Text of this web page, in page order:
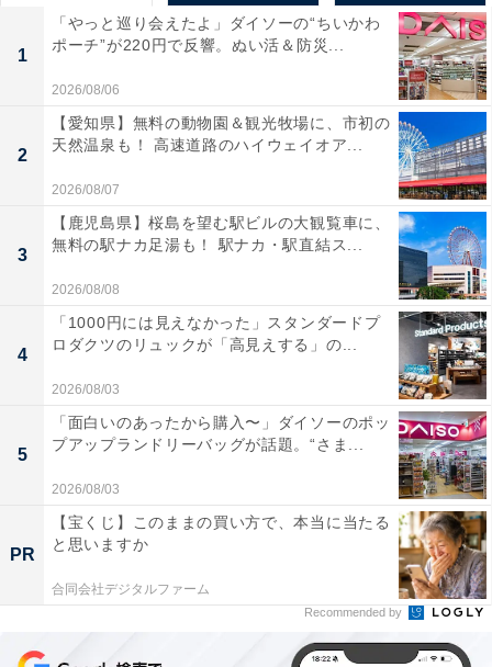
1
「やっと巡り会えたよ」ダイソーの“ちいかわ
ポーチ”が220円で反響。ぬい活＆防災...
2026/08/06
2
【愛知県】無料の動物園＆観光牧場に、市初の
天然温泉も！ 高速道路のハイウェイオア...
2026/08/07
3
【鹿児島県】桜島を望む駅ビルの大観覧車に、
無料の駅ナカ足湯も！ 駅ナカ・駅直結ス...
2026/08/08
4
「1000円には見えなかった」スタンダードプ
ロダクツのリュックが「高見えする」の...
2026/08/03
5
「面白いのあったから購入〜」ダイソーのポッ
プアップランドリーバッグが話題。“さま...
2026/08/03
PR
【宝くじ】このままの買い方で、本当に当たる
と思いますか
合同会社デジタルファーム
Recommended by